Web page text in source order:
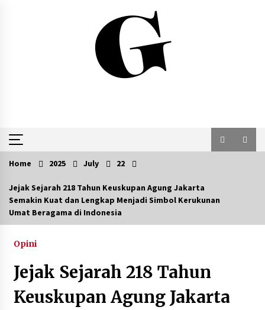
Home 2025 July 22
Jejak Sejarah 218 Tahun Keuskupan Agung Jakarta
Semakin Kuat dan Lengkap Menjadi Simbol Kerukunan
Umat Beragama di Indonesia
Opini
Jejak Sejarah 218 Tahun
Keuskupan Agung Jakarta